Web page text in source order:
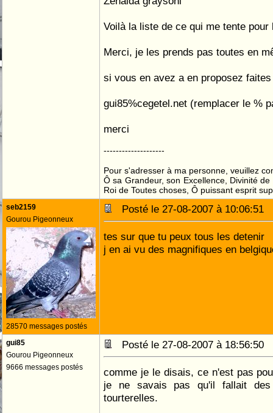
Voilà la liste de ce qui me tente pour
Merci, je les prends pas toutes en
si vous en avez a en proposez
gui85%cegetel.net (remplacer le %
merci
--------------------
Pour s'adresser à ma personne, veuillez
Ô sa Grandeur, son Excellence, Divinité
Roi de Toutes choses, Ô puissant esprit
seb2159
Gourou Pigeonneux
28570 messages postés
Posté le 27-08-2007 à 10:06:51
tes sur que tu peux tous les detenir
j en ai vu des magnifiques en
gui85
Gourou Pigeonneux
9666 messages postés
Posté le 27-08-2007 à 18:56:50
comme je le disais, ce n'est pas
je ne savais pas qu'il fallait des
tourterelles.